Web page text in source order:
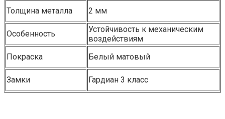
Толщина металла 2 мм
Особенность
Устойчивость к механическим
воздействиям
Покраска
Белый матовый
Замки Гардиан 3 класс